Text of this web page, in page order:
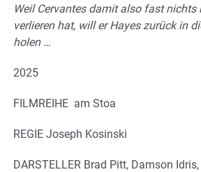
Weil Cervantes damit also fast nichts
verlieren hat, will er Hayes zurück in
holen …
2025
FILMREIHE am Stoa
REGIE Joseph Kosinski
DARSTELLER Brad Pitt, Damson